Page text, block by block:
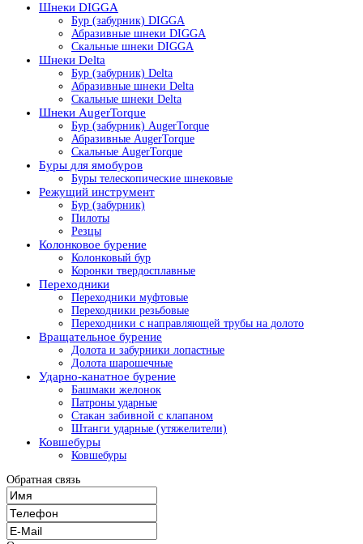
Шнеки DIGGA
Бур (забурник) DIGGA
Абразивные шнеки DIGGA
Скальные шнеки DIGGA
Шнеки Delta
Бур (забурник) Delta
Абразивные шнеки Delta
Скальные шнеки Delta
Шнеки AugerTorque
Бур (забурник) AugerTorque
Абразивные AugerTorque
Скальные AugerTorque
Буры для ямобуров
Буры телескопические шнековые
Режущий инструмент
Бур (забурник)
Пилоты
Резцы
Колонковое бурение
Колонковый бур
Коронки твердосплавные
Переходники
Переходники муфтовые
Переходники резьбовые
Переходники с направляющей трубы на долото
Вращательное бурение
Долота и забурники лопастные
Долота шарошечные
Ударно-канатное бурение
Башмаки желонок
Патроны ударные
Стакан забивной с клапаном
Штанги ударные (утяжелители)
Ковшебуры
Ковшебуры
Обратная связь